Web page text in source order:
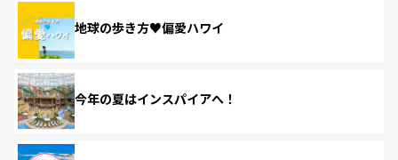
地球の歩き方♥偏愛ハワイ
今年の夏はインスパイアへ！